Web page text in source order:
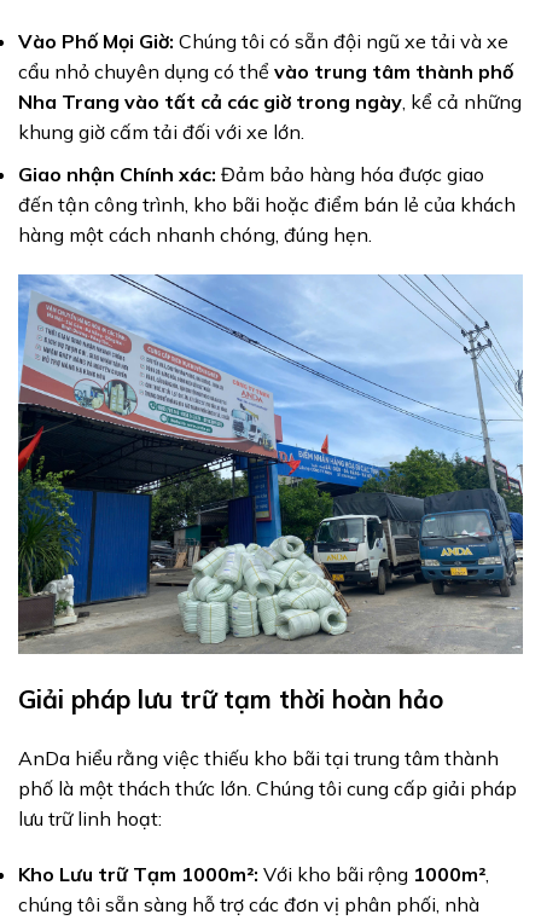
Vào Phố Mọi Giờ: Chúng tôi có sẵn đội ngũ xe tải và xe
cẩu nhỏ chuyên dụng có thể vào trung tâm thành phố
Nha Trang vào tất cả các giờ trong ngày , kể cả những
khung giờ cấm tải đối với xe lớn.
Giao nhận Chính xác: Đảm bảo hàng hóa được giao
đến tận công trình, kho bãi hoặc điểm bán lẻ của khách
hàng một cách nhanh chóng, đúng hẹn.
Giải pháp lưu trữ tạm thời hoàn hảo
AnDa hiểu rằng việc thiếu kho bãi tại trung tâm thành
phố là một thách thức lớn. Chúng tôi cung cấp giải pháp
lưu trữ linh hoạt:
Kho Lưu trữ Tạm 1000m²: Với kho bãi rộng 1000m²,
chúng tôi sẵn sàng hỗ trợ các đơn vị phân phối, nhà